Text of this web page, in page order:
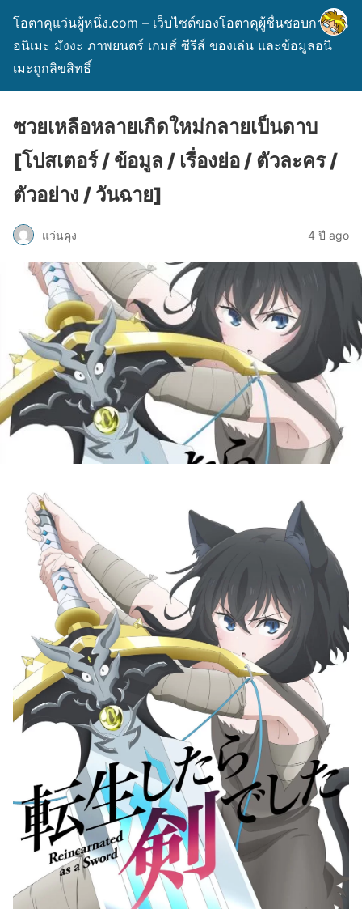
โอตาคุแว่นผู้หนึ่ง.com – เว็บไซต์ของโอตาคุผู้ชื่นชอบการ์ตูน
อนิเมะ มังงะ ภาพยนตร์ เกมส์ ซีรีส์ ของเล่น และข้อมูลอนิ
เมะถูกลิขสิทธิ์
ซวยเหลือหลายเกิดใหม่กลายเป็นดาบ
[โปสเตอร์ / ข้อมูล / เรื่องย่อ / ตัวละคร /
ตัวอย่าง / วันฉาย]
แว่นคุง 4 ปี ago